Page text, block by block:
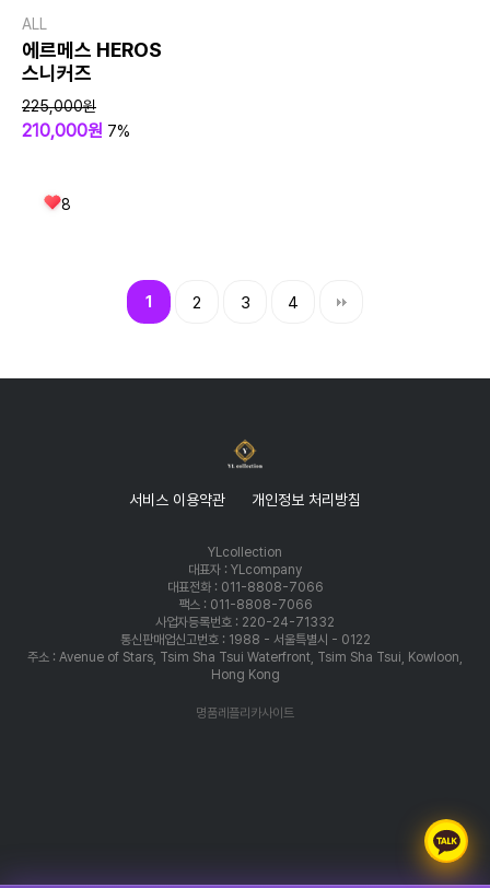
ALL
에르메스 HEROS
스니커즈
225,000원
210,000원 7%
8
1 2 3 4
서비스 이용약관 개인정보 처리방침
YLcollection
대표자 : YLcompany
대표전화 : 011-8808-7066
팩스 : 011-8808-7066
사업자등록번호 : 220-24-71332
통신판매업신고번호 : 1988 - 서울특별시 - 0122
주소 : Avenue of Stars, Tsim Sha Tsui Waterfront, Tsim Sha Tsui, Kowloon,
Hong Kong
명품레플리카사이트